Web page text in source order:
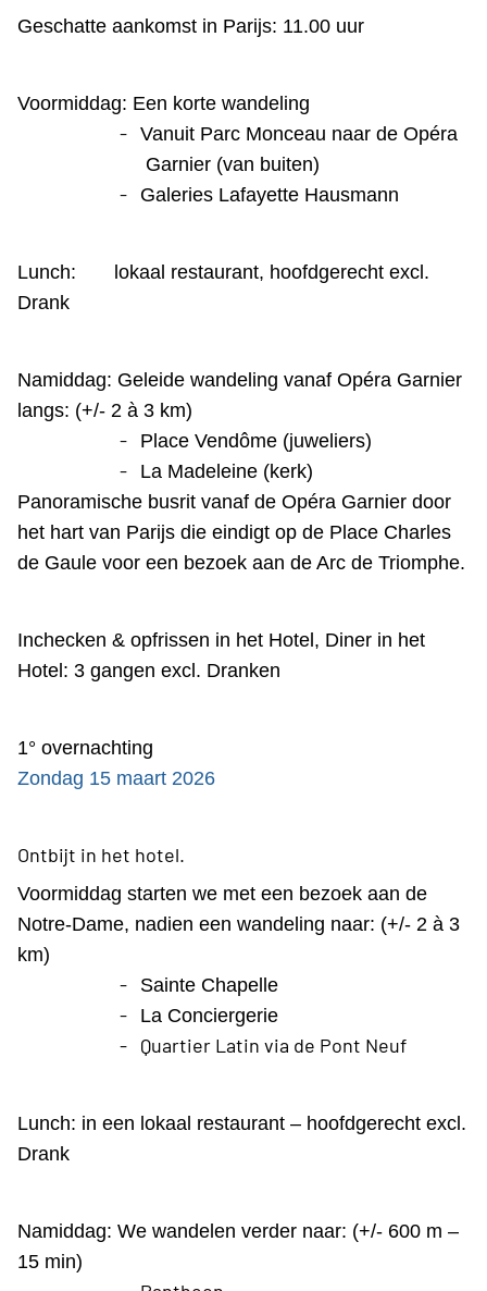
Geschatte aankomst in Parijs: 11.00 uur
Voormiddag: Een korte wandeling
-
Vanuit Parc Monceau naar de Opéra
Garnier (van buiten)
- Galeries Lafayette Hausmann
Lunch: lokaal restaurant, hoofdgerecht excl.
Drank
Namiddag: Geleide wandeling vanaf Opéra Garnier
langs: (+/- 2 à 3 km)
- Place Vendôme (juweliers)
-
La Madeleine (kerk)
Panoramische busrit vanaf de Opéra Garnier door
het hart van Parijs die eindigt op de Place Charles
de Gaule voor een bezoek aan de Arc de Triomphe.
Inchecken & opfrissen in het Hotel, Diner in het
Hotel: 3 gangen excl. Dranken
1° overnachting
Zondag 15 maart 2026
Ontbijt in het hotel.
Voormiddag starten we met een bezoek aan de
Notre-Dame, nadien een wandeling naar: (+/- 2 à 3
km)
- Sainte Chapelle
- La Conciergerie
- Quartier Latin via de Pont Neuf
Lunch: in een lokaal restaurant – hoofdgerecht excl.
Drank
Namiddag: We wandelen verder naar: (+/- 600 m –
15 min)